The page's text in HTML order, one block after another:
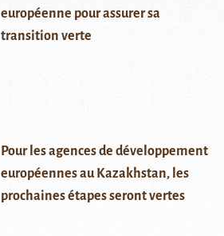
européenne pour assurer sa
transition verte
Pour les agences de développement
européennes au Kazakhstan, les
prochaines étapes seront vertes